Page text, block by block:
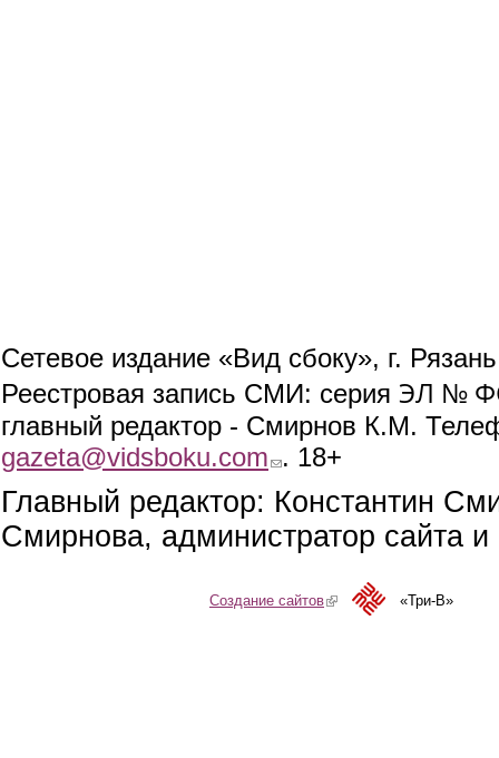
Сетевое издание «Вид сбоку», г.
Реестровая запись СМИ: серия ЭЛ №
главный редактор - Смирнов К.М.
gazeta@vidsboku.com (link sends e-mail)
. 18+
Главный редактор: Константин
Смирнова, администратор сайта
Создание сайтов(link is external)«Три-В»